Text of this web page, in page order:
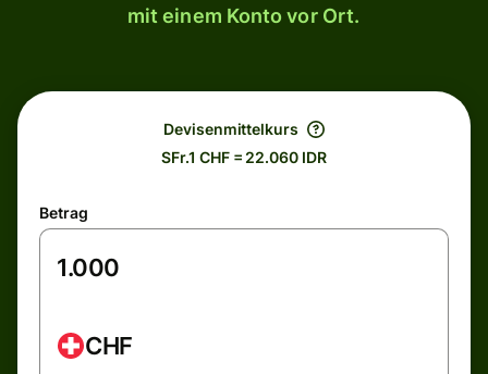
mit einem Konto vor Ort.
Devisenmittelkurs
SFr.1 CHF = 22.060 IDR
Betrag
CHF